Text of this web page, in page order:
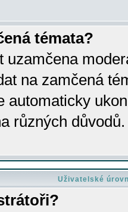
témata?
uzamčena
na zamčená
automaticky
různých důvodů.
Uživatelské